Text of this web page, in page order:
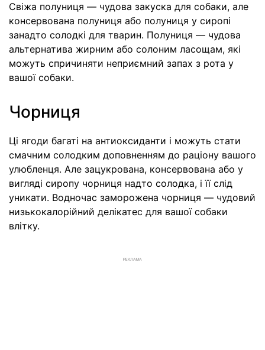
Свіжа полуниця — чудова закуска для собаки, але
консервована полуниця або полуниця у сиропі
занадто солодкі для тварин. Полуниця — чудова
альтернатива жирним або солоним ласощам, які
можуть спричиняти неприємний запах з рота у
вашої собаки.
Чорниця
Ці ягоди багаті на антиоксиданти і можуть стати
смачним солодким доповненням до раціону вашого
улюбленця. Але зацукрована, консервована або у
вигляді сиропу чорниця надто солодка, і її слід
уникати. Водночас заморожена чорниця — чудовий
низькокалорійний делікатес для вашої собаки
влітку.
РЕКЛАМА